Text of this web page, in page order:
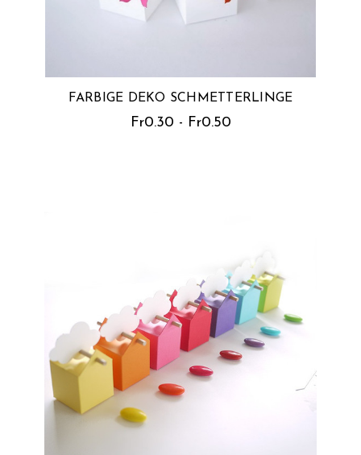
FARBIGE DEKO SCHMETTERLINGE
Fr0.30 - Fr0.50